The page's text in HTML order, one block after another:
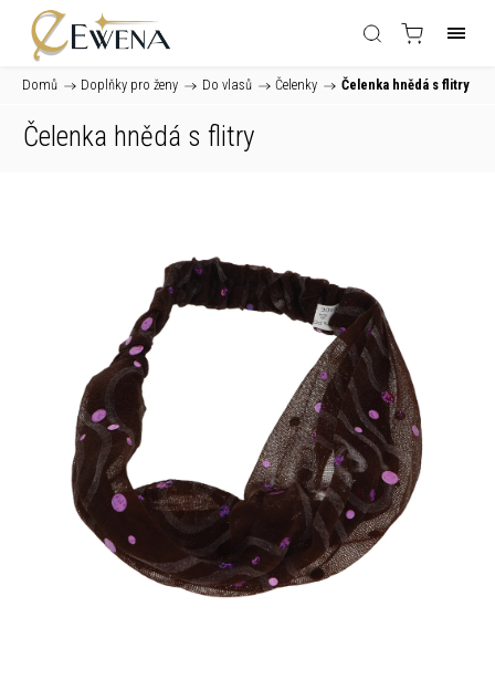
Domů / Doplňky pro ženy / Do vlasů / Čelenky / Čelenka hnědá s flitry
Čelenka hnědá s flitry